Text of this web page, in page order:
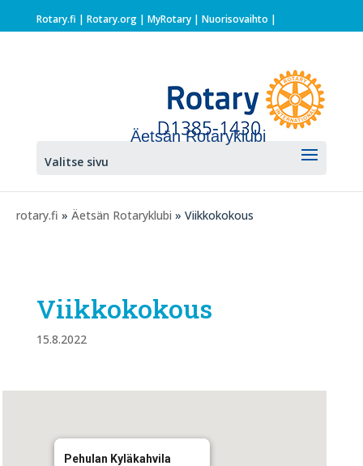
Rotary.fi | Rotary.org| MyRotary | Nuorisovaihto |
Äetsän Rotaryklubi
Valitse sivu
rotary.fi » Äetsän Rotaryklubi » Viikkokokous
Viikkokokous
15.8.2022
Pehulan Kyläkahvila